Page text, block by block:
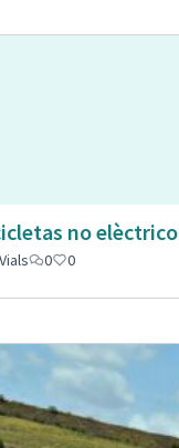
no elèctrico
0 0